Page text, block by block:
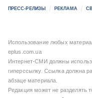
ПРЕСС-РЕЛИЗЫ РЕКЛАМА
Использование любых
eplus.com.ua
Интернет-СМИ должны
гиперссылку. Ссылка должна
абзаце материала.
Редакция может не разделять